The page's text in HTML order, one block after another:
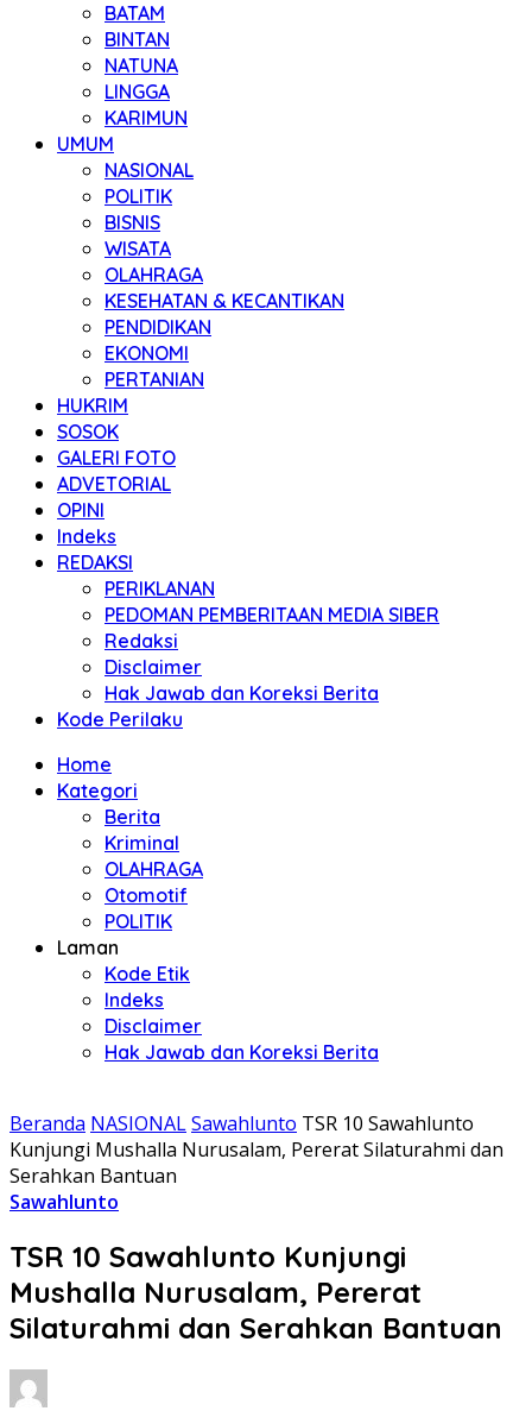
BATAM
BINTAN
NATUNA
LINGGA
KARIMUN
UMUM
NASIONAL
POLITIK
BISNIS
WISATA
OLAHRAGA
KESEHATAN & KECANTIKAN
PENDIDIKAN
EKONOMI
PERTANIAN
HUKRIM
SOSOK
GALERI FOTO
ADVETORIAL
OPINI
Indeks
REDAKSI
PERIKLANAN
PEDOMAN PEMBERITAAN MEDIA SIBER
Redaksi
Disclaimer
Hak Jawab dan Koreksi Berita
Kode Perilaku
Home
Kategori
Berita
Kriminal
OLAHRAGA
Otomotif
POLITIK
Laman
Kode Etik
Indeks
Disclaimer
Hak Jawab dan Koreksi Berita
Beranda NASIONALSawahlunto TSR 10 Sawahlunto
Kunjungi Mushalla Nurusalam, Pererat Silaturahmi dan
Serahkan Bantuan
Sawahlunto
TSR 10 Sawahlunto Kunjungi
Mushalla Nurusalam, Pererat
Silaturahmi dan Serahkan Bantuan